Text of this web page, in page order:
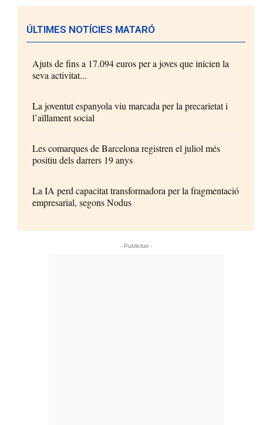
ÚLTIMES NOTÍCIES MATARÓ
Ajuts de fins a 17.094 euros per a joves que inicien la
seva activitat...
La joventut espanyola viu marcada per la precarietat i
l’aïllament social
Les comarques de Barcelona registren el juliol més
positiu dels darrers 19 anys
La IA perd capacitat transformadora per la fragmentació
empresarial, segons Nodus
- Publicitat -